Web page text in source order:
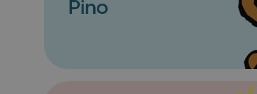
Pino